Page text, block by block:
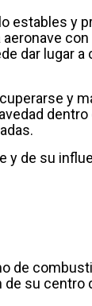
estables y
dar lugar
y
dentro
y de su
de
su centro